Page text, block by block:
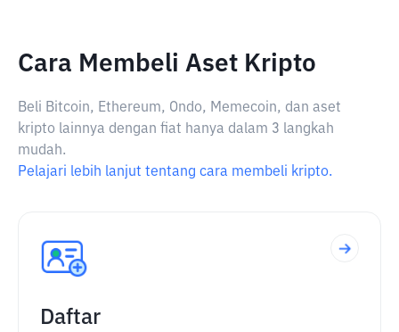
Cara Membeli Aset Kripto
Beli Bitcoin, Ethereum, Ondo, Memecoin, dan aset
kripto lainnya dengan fiat hanya dalam 3 langkah
mudah.
Pelajari lebih lanjut tentang cara membeli kripto.
Daftar